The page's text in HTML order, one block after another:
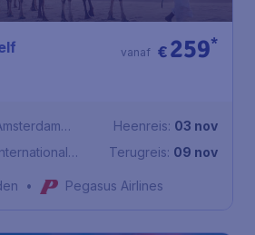
€259*
vanaf
Heenreis: 03 nov
Terugreis: 09 nov
• Pegasus Airlines